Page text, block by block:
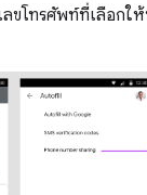
ลขโทรศัพท์ที่เลือก